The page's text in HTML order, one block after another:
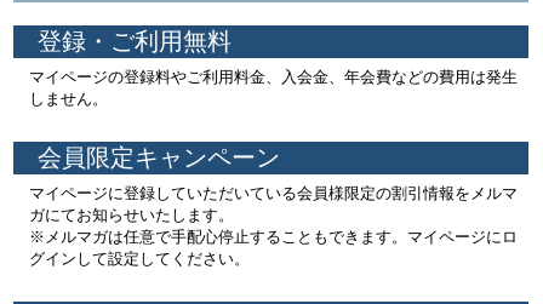
登録・ご利用無料
マイページの登録料やご利用料金、入会金、年会費などの費用は発生
しません。
会員限定キャンペーン
マイページに登録していただいている会員様限定の割引情報をメルマ
ガにてお知らせいたします。
※メルマガは任意で手配心停止することもできます。マイページにロ
グインして設定してください。